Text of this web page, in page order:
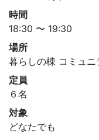
時間
18:30 〜 19:30
場所
暮らしの棟 コミュニ
定員
６名
対象
どなたでも